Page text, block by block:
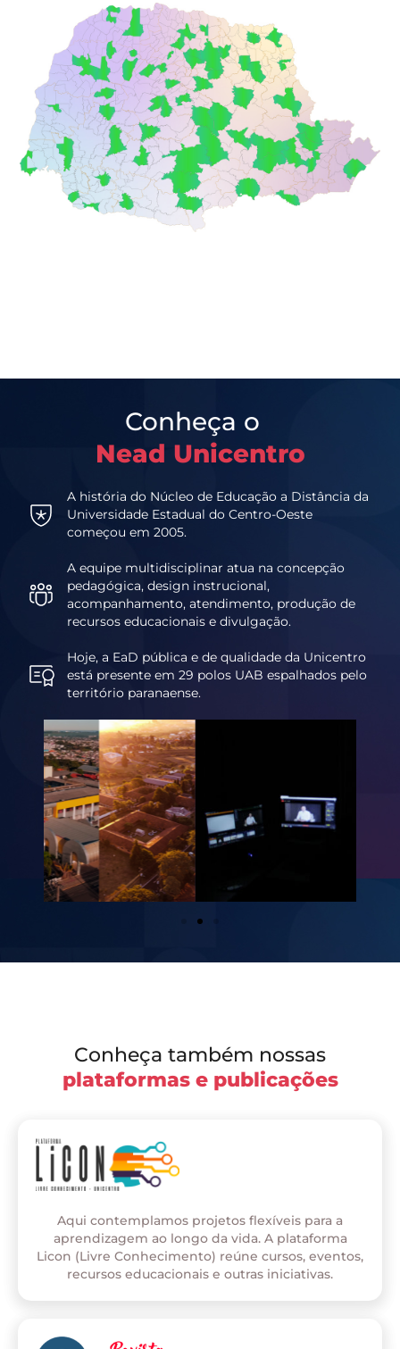
Conheça o
Nead Unicentro
A história do Núcleo de Educação a Distância da
Universidade Estadual do Centro-Oeste
começou em 2005.
A equipe multidisciplinar atua na concepção
pedagógica, design instrucional,
acompanhamento, atendimento, produção de
recursos educacionais e divulgação.
Hoje, a EaD pública e de qualidade da Unicentro
está presente em 29 polos UAB espalhados pelo
território paranaense.
Conheça também nossas
plataformas e publicações
Aqui contemplamos projetos flexíveis para a
aprendizagem ao longo da vida. A plataforma
Licon (Livre Conhecimento) reúne cursos, eventos,
recursos educacionais e outras iniciativas.